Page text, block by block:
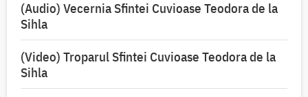
(Audio) Vecernia Sfintei Cuvioase Teodora de la
Sihla
(Video) Troparul Sfintei Cuvioase Teodora de la
Sihla